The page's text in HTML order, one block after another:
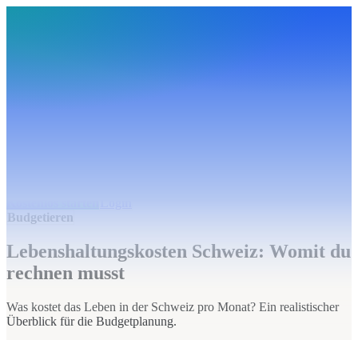
Budgetieren
Lebenshaltungskosten Schweiz: Womit du
rechnen musst
Was kostet das Leben in der Schweiz pro Monat? Ein realistischer
Überblick für die Budgetplanung.